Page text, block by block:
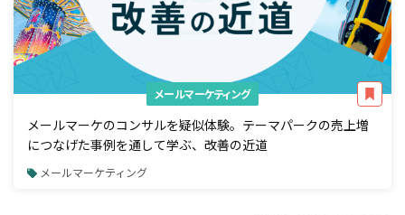
メールマーケティング
メールマーケのコンサルを疑似体験。テーマパークの売上増
につなげた事例を通して学ぶ、改善の近道
メールマーケティング